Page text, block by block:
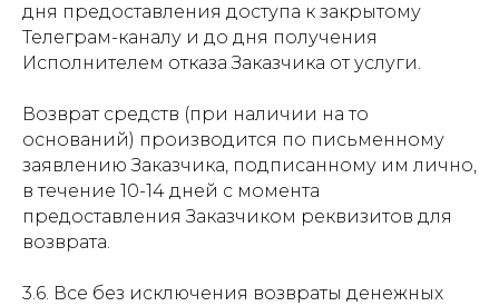
дня предоставления доступа к закрытому
Телеграм-каналу и до дня получения
Исполнителем отказа Заказчика от услуги.
Возврат средств (при наличии на то
оснований) производится по письменному
заявлению Заказчика, подписанному им лично,
в течение 10-14 дней с момента
предоставления Заказчиком реквизитов для
возврата.
3.6. Все без исключения возвраты денежных